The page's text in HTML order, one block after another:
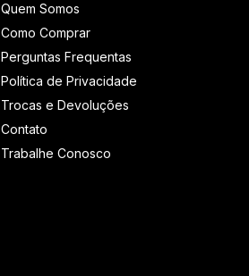
Quem Somos
Como Comprar
Perguntas Frequentas
Política de Privacidade
Trocas e Devoluções
Contato
Trabalhe Conosco